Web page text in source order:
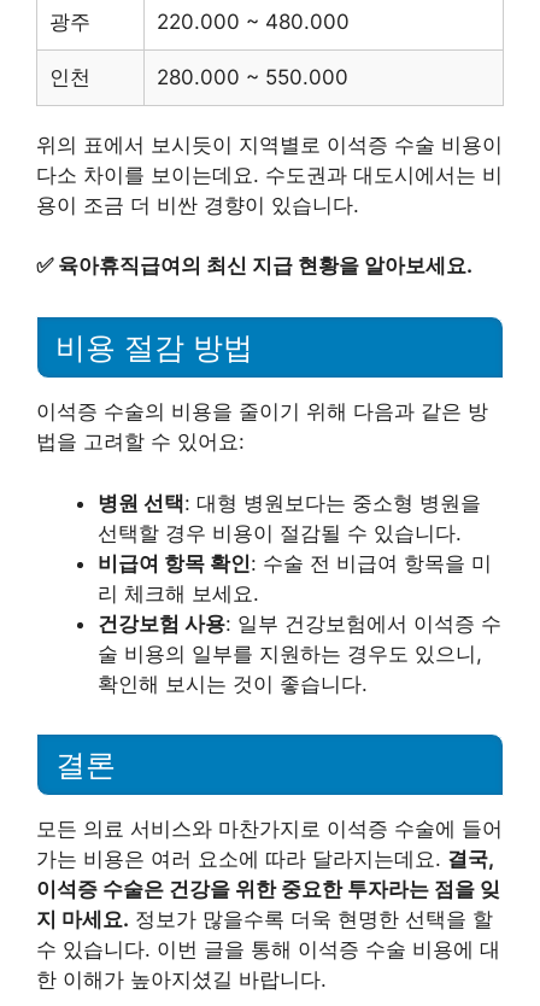
광주 220.000 ~ 480.000
인천 280.000 ~ 550.000
위의 표에서 보시듯이 지역별로 이석증 수술 비용이
다소 차이를 보이는데요. 수도권과 대도시에서는 비
용이 조금 더 비싼 경향이 있습니다.
✅ 육아휴직급여의 최신 지급 현황을 알아보세요.
비용 절감 방법
이석증 수술의 비용을 줄이기 위해 다음과 같은 방
법을 고려할 수 있어요:
병원 선택: 대형 병원보다는 중소형 병원을
선택할 경우 비용이 절감될 수 있습니다.
비급여 항목 확인: 수술 전 비급여 항목을 미
리 체크해 보세요.
건강보험 사용: 일부 건강보험에서 이석증 수
술 비용의 일부를 지원하는 경우도 있으니,
확인해 보시는 것이 좋습니다.
결론
모든 의료 서비스와 마찬가지로 이석증 수술에 들어
가는 비용은 여러 요소에 따라 달라지는데요. 결국,
이석증 수술은 건강을 위한 중요한 투자라는 점을 잊
지 마세요. 정보가 많을수록 더욱 현명한 선택을 할
수 있습니다. 이번 글을 통해 이석증 수술 비용에 대
한 이해가 높아지셨길 바랍니다.